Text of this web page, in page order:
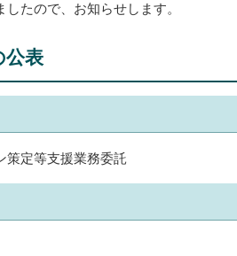
たので、お知らせします。
公表
策定等支援業務委託